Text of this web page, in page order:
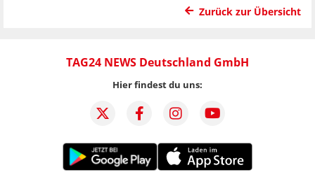
Zurück zur Übersicht
TAG24 NEWS Deutschland GmbH
Hier findest du uns: